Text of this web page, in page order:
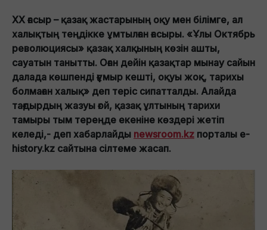
ХХ ғасыр – қазақ жастарының оқу мен білімге, ал
халықтың теңдікке ұмтылған ғасыры. «Ұлы Октябрь
революциясы» қазақ халқының көзін ашты,
сауатын танытты. Оған дейін қазақтар мынау сайын
далада көшпенді ғұмыр кешті, оқуы жоқ, тарихы
болмаған халық» деп теріс сипатталды. Алайда
тағдырдың жазуы ғой, қазақ ұлтының тарихи
тамыры тым тереңде екеніне көздері жетіп
келеді,- деп хабарлайды newsroom.kz порталы e-
history.kz сайтына сілтеме жасап.